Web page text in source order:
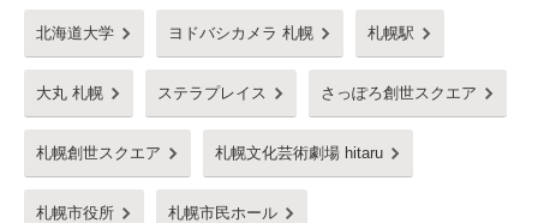
北海道大学 ヨドバシカメラ 札幌 札幌駅
大丸 札幌 ステラプレイス さっぽろ創世スクエア
札幌創世スクエア 札幌文化芸術劇場 hitaru
札幌市役所 札幌市民ホール